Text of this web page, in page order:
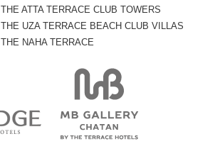
THE ATTA TERRACE CLUB TOWERS
THE UZA TERRACE BEACH CLUB VILLAS
THE NAHA TERRACE